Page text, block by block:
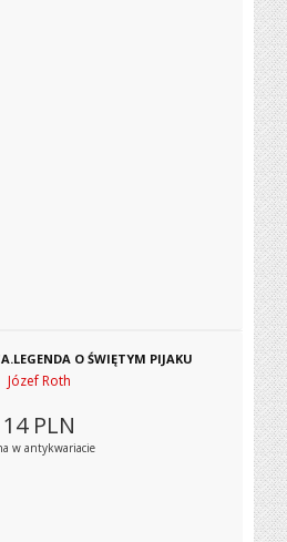
O ŚWIĘTYM PIJAKU
Józef Roth
14 PLN
w antykwariacie